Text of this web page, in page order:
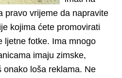
pravo vrijeme da napravite
kojima ćete promovirati
ljetne fotke. Ima mnogo
imaju zimske,
onako loša reklama. Ne